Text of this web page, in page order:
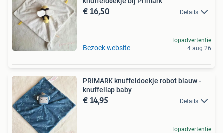
€ 16,50 Details
Bezoek website
Topadvertentie
4 aug 26
PRIMARK knuffeldoekje robot blauw -
knuffellap baby
€ 14,95 Details
Topadvertentie